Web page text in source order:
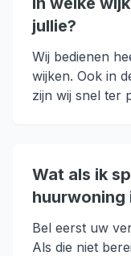
jullie?
Wij bedienen
wijken. Ook in
zijn wij snel ter
Wat als ik
huurwoning
Bel eerst uw
Als die niet